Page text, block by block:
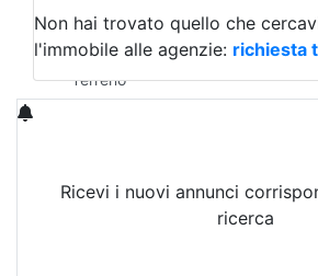
Qualsiasi
Terreno edificabile
Terreno
Non hai trovato quello che
l'immobile alle agenzie: richiesta
Ricevi i nuovi annunci
ricerca